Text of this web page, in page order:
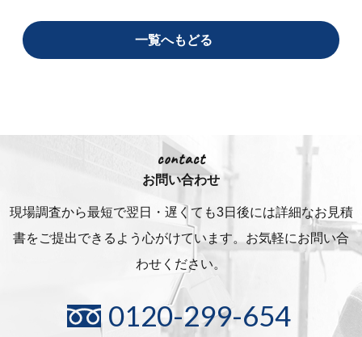
一覧へもどる
contact
お問い合わせ
現場調査から最短で翌日・遅くても3日後には詳細なお見積
書をご提出できるよう心がけています。お気軽にお問い合
わせください。
0120-299-654